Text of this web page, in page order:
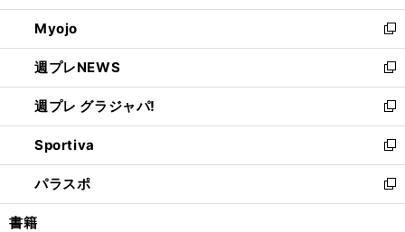
開
く
ウ
で
開
く
ン
ド
ウ
で
開
く
ウ
ィ
ン
ド
ウ
で
開
く
Myojo
新
し
い
ウ
ィ
ン
ド
ウ
で
開
週プレNEWS
新
し
い
ウ
ィ
ン
ド
ウ
週プレ グラジャパ!
新
し
い
ウ
ィ
ン
Sportiva
新
し
い
ウ
パラスポ
新
し
書籍